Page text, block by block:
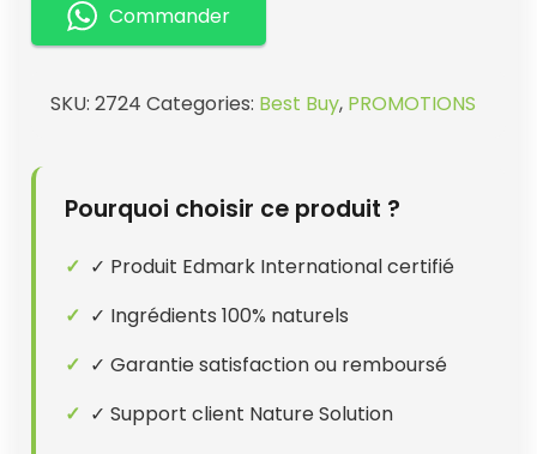
quantity Commander
SKU: 2724 Categories: Best Buy, PROMOTIONS
Pourquoi choisir ce produit ?
✓ Produit Edmark International certifié
✓ Ingrédients 100% naturels
✓ Garantie satisfaction ou remboursé
✓ Support client Nature Solution